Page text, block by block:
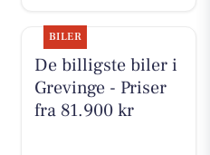
BILER
De billigste biler i
Grevinge - Priser
fra 81.900 kr